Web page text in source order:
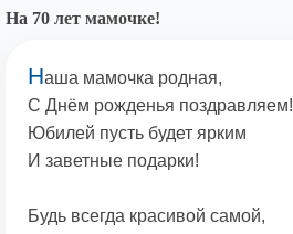
На 70 лет мамочке!
Наша мамочка родная,
С Днём рожденья поздравляем!
Юбилей пусть будет ярким
И заветные подарки!
Будь всегда красивой самой,